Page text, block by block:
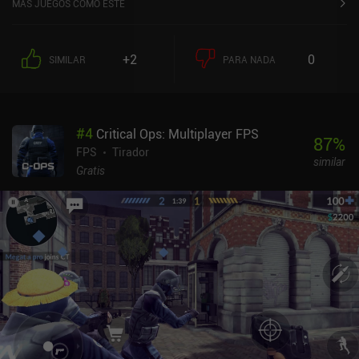
están controlados por bots, y cuando morimos o simplemente nos
apetece cambiar de héroe, tomamos directamente el control de
pueden comprarse por iAP, lo que sin duda da a los jugadores de
pago una ventaja más rápida a la hora de progresar. Sin embargo,
el matchmaking debería garantizar que no veamos a esos
tengamos los mismos héroes y niveles de héroe. El tiempo lo dirá.
MÁS JUEGOS COMO ESTE
SIMILAR +2 PARA NADA 0
#4 Critical Ops: Multiplayer FPS
FPS
Tirador
Gratis
87%
similar